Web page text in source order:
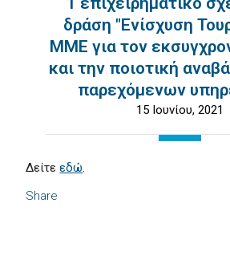
δράση "Ενίσχυση
ΜΜΕ για τον
και την ποιοτική
παρεχόμενων
15 Ιουνίου, 2021
Share
Δείτεεδώ.